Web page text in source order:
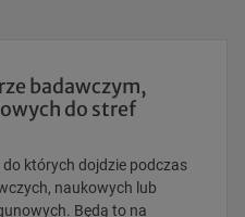
badawczym,
do stref
do których dojdzie podczas
naukowych lub
Będą to na